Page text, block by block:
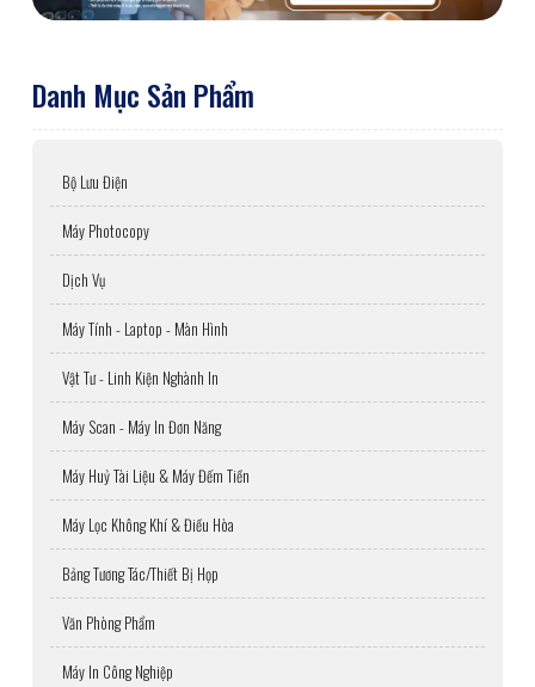
Danh Mục Sản Phẩm
Bộ Lưu Điện
Máy Photocopy
Dịch Vụ
Máy Tính - Laptop - Màn Hình
Vật Tư - Linh Kiện Nghành In
Máy Scan - Máy In Đơn Năng
Máy Huỷ Tài Liệu & Máy Đếm Tiền
Máy Lọc Không Khí & Điều Hòa
Bảng Tương Tác/Thiết Bị Họp
Văn Phòng Phẩm
Máy In Công Nghiệp